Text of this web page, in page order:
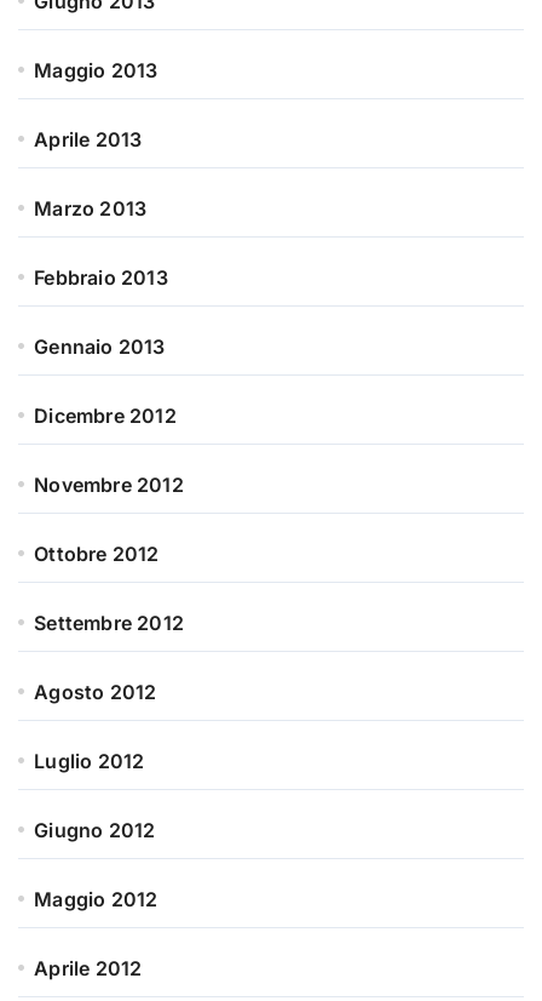
Maggio 2013
Aprile 2013
Marzo 2013
Febbraio 2013
Gennaio 2013
Dicembre 2012
Novembre 2012
Ottobre 2012
Settembre 2012
Agosto 2012
Luglio 2012
Giugno 2012
Maggio 2012
Aprile 2012